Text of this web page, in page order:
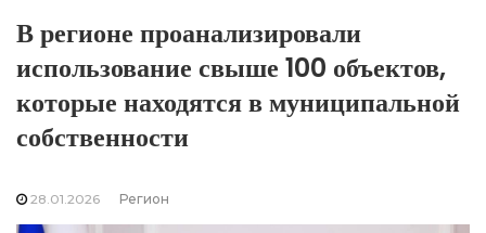
В регионе проанализировали
использование свыше 100 объектов,
которые находятся в муниципальной
собственности
28.01.2026 Регион